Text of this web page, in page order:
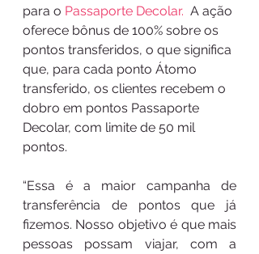
para o Passaporte Decolar. A ação
oferece bônus de 100% sobre os
pontos transferidos, o que significa
que, para cada ponto Átomo
transferido, os clientes recebem o
dobro em pontos Passaporte
Decolar, com limite de 50 mil
pontos.
“Essa é a maior campanha de
transferência de pontos que já
fizemos. Nosso objetivo é que mais
pessoas possam viajar, com a